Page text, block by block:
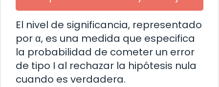
El nivel de significancia, representado
por α, es una medida que especifica
la probabilidad de cometer un error
de tipo I al rechazar la hipótesis nula
cuando es verdadera.